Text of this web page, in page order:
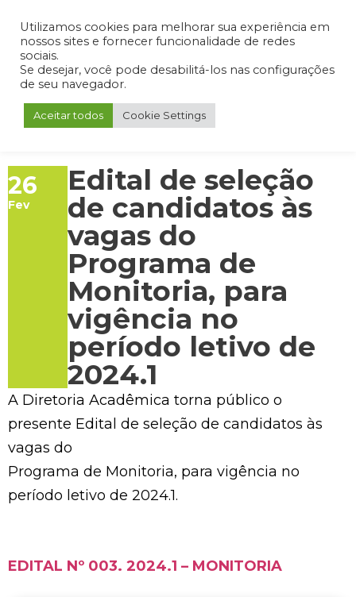
Admin Portal do Aluno Portal do Professor Portal do Coordenador
26
Fev
Edital de seleção
de candidatos às
vagas do
Programa de
Monitoria, para
vigência no
período letivo de
2024.1
A Diretoria Acadêmica torna público o
presente Edital de seleção de candidatos às
vagas do
Programa de Monitoria, para vigência no
período letivo de 2024.1.
EDITAL Nº 003. 2024.1 – MONITORIA
Utilizamos cookies para melhorar sua experiência em
nossos sites e fornecer funcionalidade de redes
sociais.
Se desejar, você pode desabilitá-los nas configurações
de seu navegador.
Aceitar todos Cookie Settings